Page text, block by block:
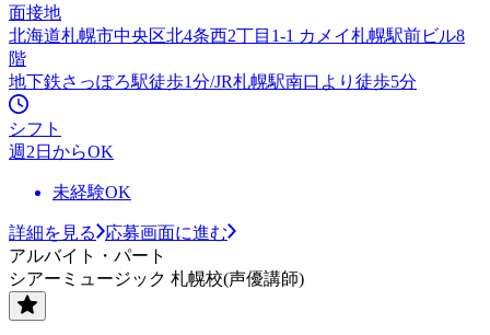
面接地
北海道札幌市中央区北4条西2丁目1-1 カメイ札幌駅前ビル8
階
地下鉄さっぽろ駅徒歩1分/JR札幌駅南口より徒歩5分
シフト
週2日からOK
未経験OK
詳細を見る
応募画面に進む
アルバイト・パート
シアーミュージック 札幌校(声優講師)